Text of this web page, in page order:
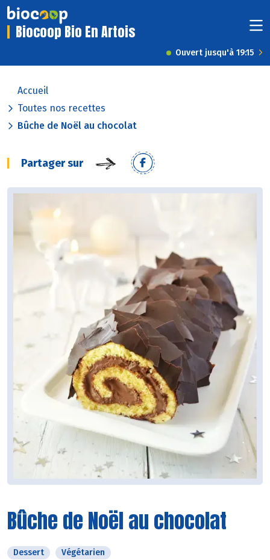
Biocoop Bio En Artois
Ouvert jusqu'à 19:15
Accueil
Toutes nos recettes
Bûche de Noël au chocolat
Partager sur
Bûche de Noël au chocolat
Dessert Végétarien